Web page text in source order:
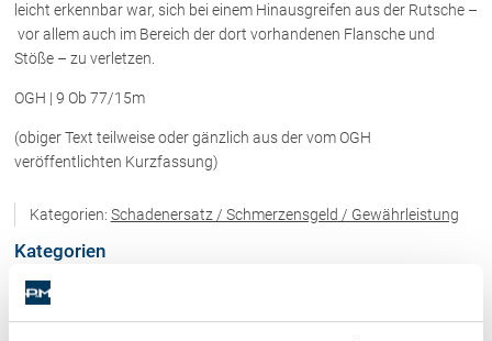
Vorarlberg Online
Fachliteratur
FAQ
Unternehmensnachfolge in der
leicht erkennbar war, sich bei einem Hinausgreifen aus der Rutsche –
vor allem auch im Bereich der dort vorhandenen Flansche und
Stöße – zu verletzen.
OGH | 9 Ob 77/15m
(obiger Text teilweise oder gänzlich aus der vom OGH
veröffentlichten Kurzfassung)
Kategorien: Schadenersatz / Schmerzensgeld / Gewährleistung
Kategorien